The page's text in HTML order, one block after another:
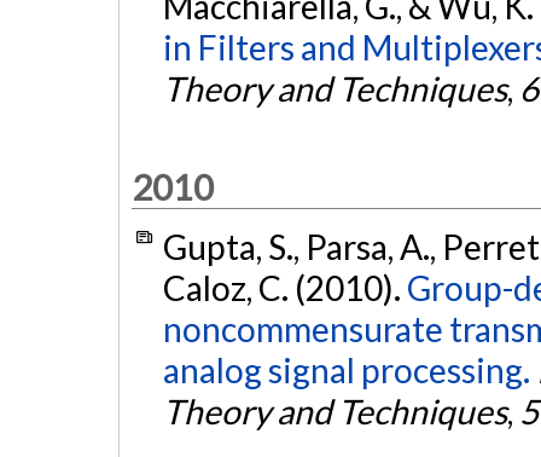
in Filters and
Theory and Techniques,
2010
Gupta, S., Parsa, A.,
Caloz, C. (2010). Group-
noncommensurate
analog signal processing.
Theory and Techniques,